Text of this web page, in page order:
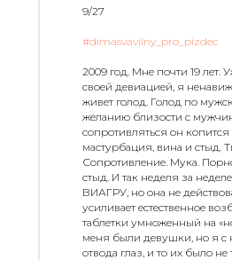
9/27
#dimasvavilny_pro_pizdec
2009 год. Мне почти 19 лет.
своей девиацией, я
живет голод. Голод по
желанию близости с
сопротивляться он
мастурбация, вина и стыд.
Сопротивление. Мука.
стыд. И так неделя за
ВИАГРУ, но она не
усиливает естественное
таблетки умноженный на
меня были девушки, но я с
отвода глаз, и то их было не